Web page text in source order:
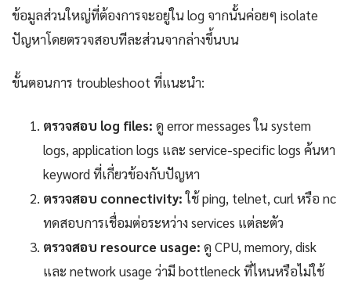
ข้อมูลส่วนใหญ่ที่ต้องการจะอยู่ใน log จากนั้นค่อยๆ isolate
ปัญหาโดยตรวจสอบทีละส่วนจากล่างขึ้นบน
ขั้นตอนการ troubleshoot ที่แนะนำ:
ตรวจสอบ log files: ดู error messages ใน system
logs, application logs และ service-specific logs ค้นหา
keyword ที่เกี่ยวข้องกับปัญหา
ตรวจสอบ connectivity:ใช้ ping, telnet, curl หรือ nc
ทดสอบการเชื่อมต่อระหว่าง services แต่ละตัว
ตรวจสอบ resource usage: ดู CPU, memory, disk
และ network usage ว่ามี bottleneck ที่ไหนหรือไม่ใช้